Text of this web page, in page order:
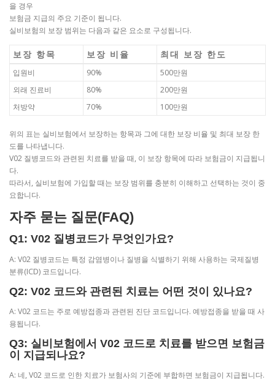
을 경우
보험금 지급의 주요 기준이 됩니다.
실비보험의 보장 범위는 다음과 같은 요소로 구성됩니다.
보장 항목 보장 비율 최대 보장 한도
입원비 90%
500만원
외래 진료비
80%
200만원
처방약
70% 100만원
위의 표는 실비보험에서 보장하는 항목과 그에 대한 보장 비율 및 최대 보장 한
도를 나타냅니다.
V02 질병코드와 관련된 치료를 받을 때, 이 보장 항목에 따라 보험금이 지급됩니
다.
따라서, 실비보험에 가입할 때는 보장 범위를 충분히 이해하고 선택하는 것이 중
요합니다.
자주 묻는 질문(FAQ)
Q1: V02 질병코드가 무엇인가요?
A: V02 질병코드는 특정 감염병이나 질병을 식별하기 위해 사용하는 국제질병
분류(ICD) 코드입니다.
Q2: V02 코드와 관련된 치료는 어떤 것이 있나요?
A: V02 코드는 주로 예방접종과 관련된 진단 코드입니다. 예방접종을 받을 때 사
용됩니다.
Q3: 실비보험에서 V02 코드로 치료를 받으면 보험금
이 지급되나요?
A: 네, V02 코드로 인한 치료가 보험사의 기준에 부합하면 보험금이 지급됩니다.